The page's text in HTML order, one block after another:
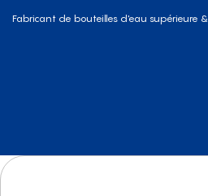
Fabricant de bouteilles d'eau supérieure &